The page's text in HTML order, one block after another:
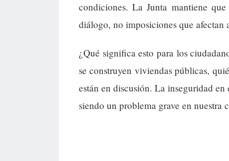
condiciones. La Junta mantiene
diálogo, no imposiciones que
¿Qué significa esto para los
se construyen viviendas públicas,
están en discusión. La inseguridad
siendo un problema grave en nuestra